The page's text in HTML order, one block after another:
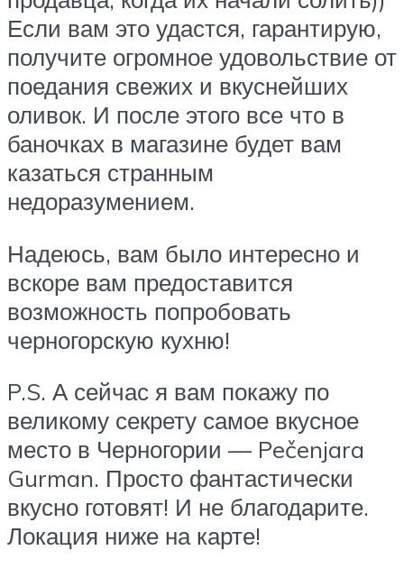
Если вам это удастся, гарантирую,
получите огромное удовольствие от
поедания свежих и вкуснейших
оливок. И после этого все что в
баночках в магазине будет вам
казаться странным
недоразумением.
Надеюсь, вам было интересно и
вскоре вам предоставится
возможность попробовать
черногорскую кухню!
P.S. А сейчас я вам покажу по
великому секрету самое вкусное
место в Черногории — Pečenjara
Gurman. Просто фантастически
вкусно готовят! И не благодарите.
Локация ниже на карте!